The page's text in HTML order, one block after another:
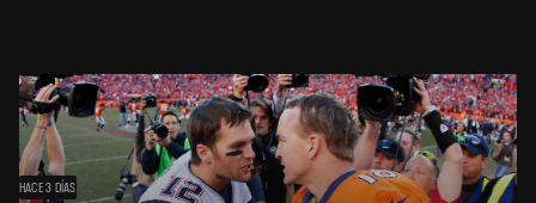
HACE 3 DÍAS